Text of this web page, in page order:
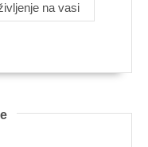
na vasi